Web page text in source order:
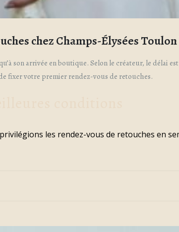
chez Champs-Élysées Toulon
son arrivée en boutique. Selon le créateur, le délai
fixer votre premier rendez-vous de retouches.
les rendez-vous de retouches en